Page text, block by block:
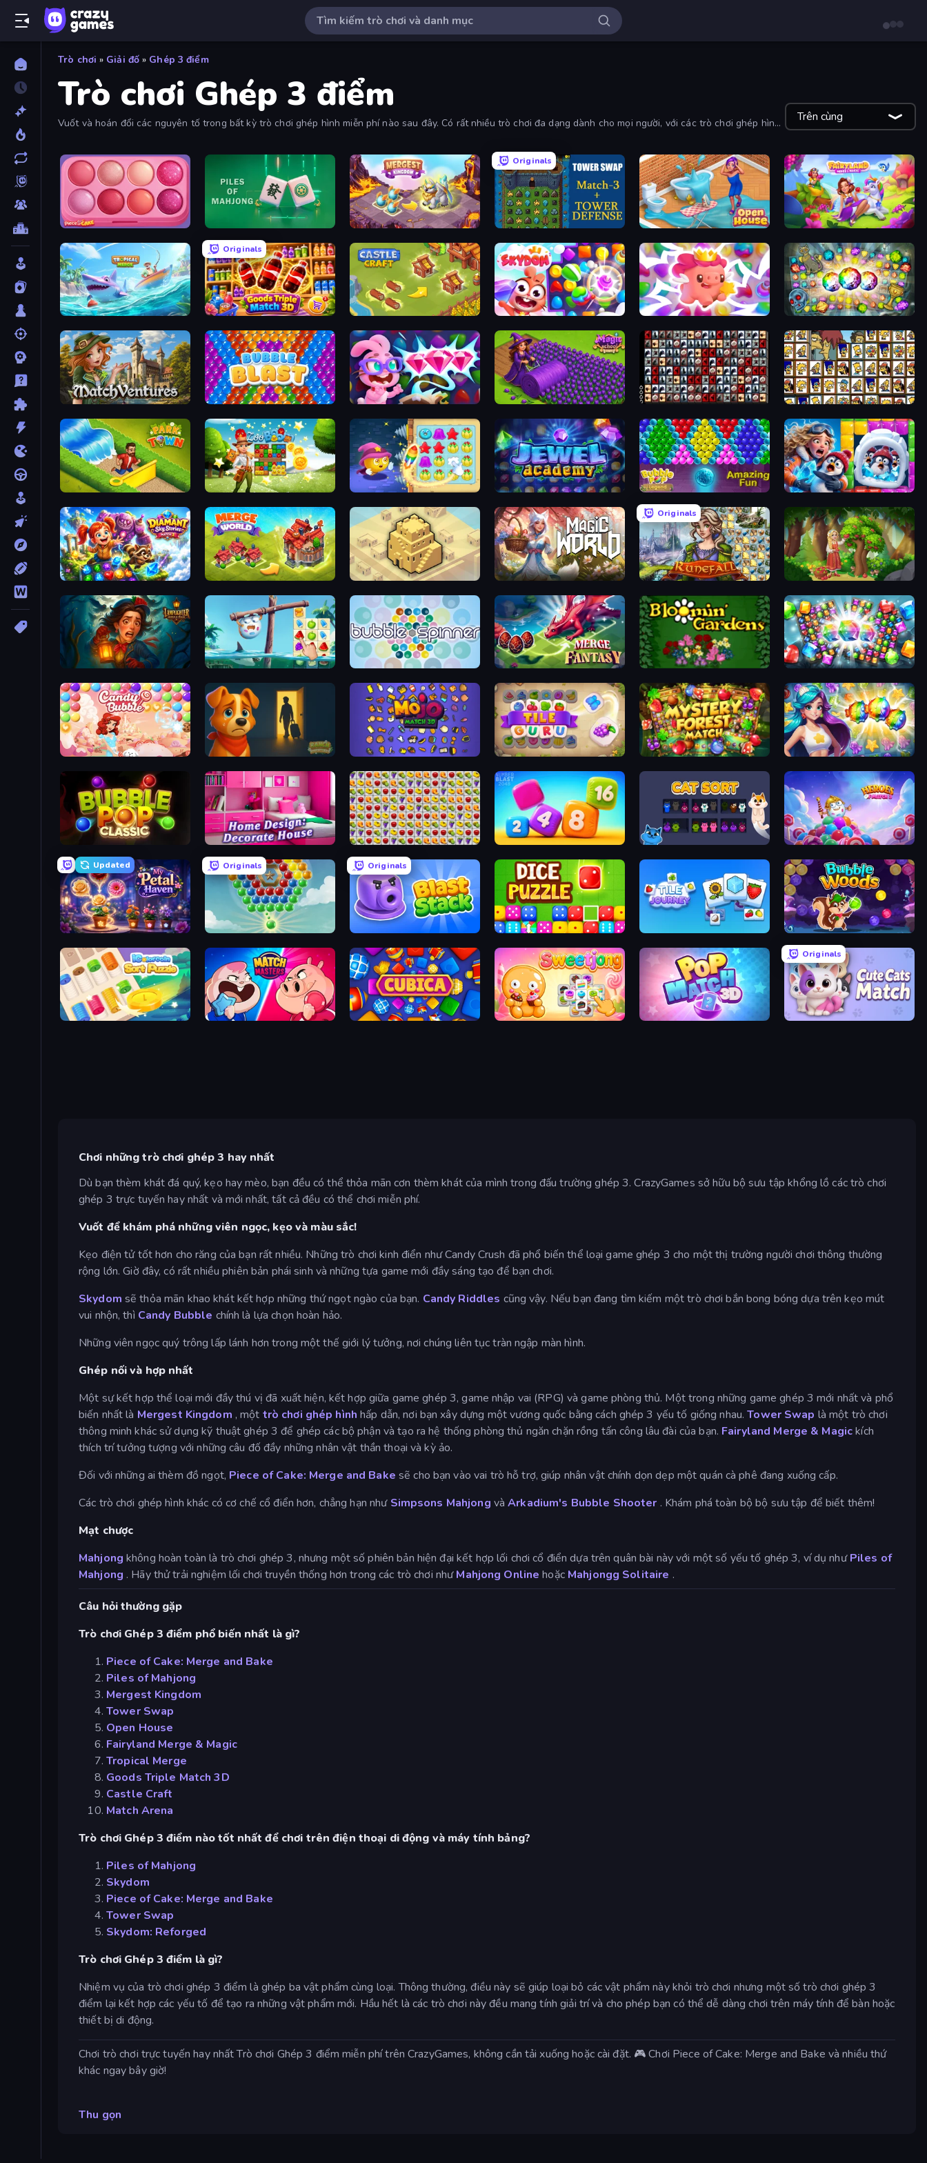
Trò chơi » Giải đố » Ghép 3 điểm
Trò chơi Ghép 3 điểm
Vuốt và hoán đổi các nguyên tố trong bất kỳ trò chơi ghép hình miễn phí nào sau đây. Có rất nhiều trò chơi đa dạng dành cho mọi người, với các trò chơi ghép hình
Trên cùng
Piece of Cake: Merge and Bake Piles of Mahjong Mergest Kingdom
Originals
Tower Swap Open House Fairyland Merge & Magic
Tropical Merge
Originals
Goods Triple Match 3D Castle Craft Skydom Match Arena Forgotten Treasure 2
MatchVentures Bubble Blast Skydom: Reforged Magic School War Mahjong Tiles of the Simpsons
Park Town Zoo Boom Candy Riddles Jewel Academy Bubble Pop Legend Captain Blast
Diamant: Sky Stories Match 3 Merge World City Blocks Magic World
Originals
Runefall Northern Merge
Lamplighter: Merge & Magic Sugar Heroes Bubble Spinner Merge Fantasy Blooming Gardens Diamond Dungeon: Match 3
Candy Bubble Ranch Adventures Mojo Match 3D Tile Guru Mystery Forest - Match 3 Underwater Adventures: Match 3
Bubble Pop Classic Home Design: Decorate House Same Game Fruit Collapse Number Blast 2048 Cat Sort Heroes of Match 3
Updated
My Petal Haven
Originals
Little Fox: Bubble Spinner Pop
Originals
Dice Puzzle Bubble Woods
iColorcoin: Sort Puzzle Match Masters Cubica Sweetjong Pop Match 3D
Originals
Cute Cats Match
Chơi những trò chơi ghép 3 hay nhất
Dù bạn thèm khát đá quý, kẹo hay mèo, bạn đều có thể thỏa mãn cơn thèm khát của mình trong đấu trường ghép 3. CrazyGames sở hữu bộ sưu tập khổng lồ các trò chơi
ghép 3 trực tuyến hay nhất và mới nhất, tất cả đều có thể chơi miễn phí.
Vuốt để khám phá những viên ngọc, kẹo và màu sắc!
Kẹo điện tử tốt hơn cho răng của bạn rất nhiều. Những trò chơi kinh điển như Candy Crush đã phổ biến thể loại game ghép 3 cho một thị trường người chơi thông thường
rộng lớn. Giờ đây, có rất nhiều phiên bản phái sinh và những tựa game mới đầy sáng tạo để bạn chơi.
Skydom sẽ thỏa mãn khao khát kết hợp những thứ ngọt ngào của bạn. Candy Riddles cũng vậy. Nếu bạn đang tìm kiếm một trò chơi bắn bong bóng dựa trên kẹo mút
vui nhộn, thì Candy Bubble chính là lựa chọn hoàn hảo.
Những viên ngọc quý trông lấp lánh hơn trong một thế giới lý tưởng, nơi chúng liên tục tràn ngập màn hình.
Ghép nối và hợp nhất
Một sự kết hợp thể loại mới đầy thú vị đã xuất hiện, kết hợp giữa game ghép 3, game nhập vai (RPG) và game phòng thủ. Một trong những game ghép 3 mới nhất và phổ
biến nhất là Mergest Kingdom , một trò chơi ghép hình hấp dẫn, nơi bạn xây dựng một vương quốc bằng cách ghép 3 yếu tố giống nhau.Tower Swap là một trò chơi
thông minh khác sử dụng kỹ thuật ghép 3 để ghép các bộ phận và tạo ra hệ thống phòng thủ ngăn chặn rồng tấn công lâu đài của bạn. Fairyland Merge & Magickích
thích trí tưởng tượng với những câu đố đầy những nhân vật thần thoại và kỳ ảo.
Đối với những ai thèm đồ ngọt, Piece of Cake: Merge and Bake sẽ cho bạn vào vai trò hỗ trợ, giúp nhân vật chính dọn dẹp một quán cà phê đang xuống cấp.
Các trò chơi ghép hình khác có cơ chế cổ điển hơn, chẳng hạn như Simpsons Mahjong vàArkadium's Bubble Shooter . Khám phá toàn bộ bộ sưu tập để biết thêm!
Mạt chược
Mahjong không hoàn toàn là trò chơi ghép 3, nhưng một số phiên bản hiện đại kết hợp lối chơi cổ điển dựa trên quân bài này với một số yếu tố ghép 3, ví dụ nhưPiles of
Mahjong . Hãy thử trải nghiệm lối chơi truyền thống hơn trong các trò chơi nhưMahjong Online hoặc Mahjongg Solitaire .
Câu hỏi thường gặp
Trò chơi Ghép 3 điểm phổ biến nhất là gì?
Piece of Cake: Merge and Bake
Piles of Mahjong
Mergest Kingdom
Tower Swap
Open House
Fairyland Merge & Magic
Tropical Merge
Goods Triple Match 3D
Castle Craft
Match Arena
Trò chơi Ghép 3 điểm nào tốt nhất để chơi trên điện thoại di động và máy tính bảng?
Piles of Mahjong
Skydom
Piece of Cake: Merge and Bake
Tower Swap
Skydom: Reforged
Trò chơi Ghép 3 điểm là gì?
Nhiệm vụ của trò chơi ghép 3 điểm là ghép ba vật phẩm cùng loại. Thông thường, điều này sẽ giúp loại bỏ các vật phẩm này khỏi trò chơi nhưng một số trò chơi ghép 3
điểm lại kết hợp các yếu tố để tạo ra những vật phẩm mới. Hầu hết là các trò chơi này đều mang tính giải trí và cho phép bạn có thể dễ dàng chơi trên máy tính để bàn hoặc
thiết bị di động.
Chơi trò chơi trực tuyến hay nhất Trò chơi Ghép 3 điểm miễn phí trên CrazyGames, không cần tải xuống hoặc cài đặt. 🎮 Chơi Piece of Cake: Merge and Bake và nhiều thứ
khác ngay bây giờ!
Thu gọn